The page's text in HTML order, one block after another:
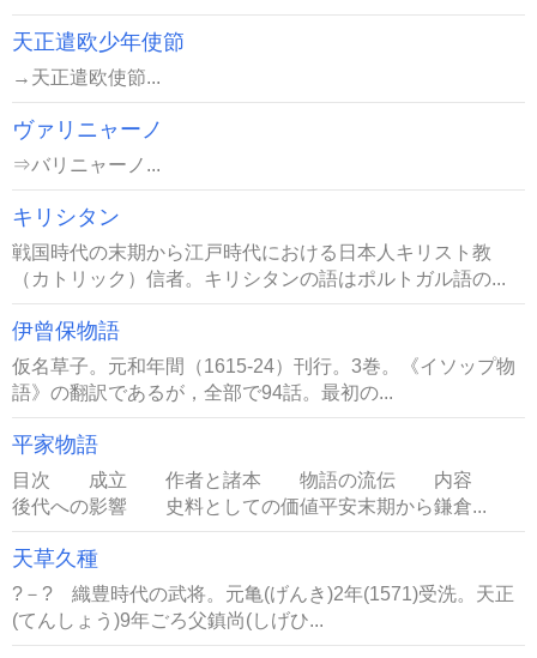
天正遣欧少年使節
→天正遣欧使節...
ヴァリニャーノ
⇒バリニャーノ...
キリシタン
戦国時代の末期から江戸時代における日本人キリスト教
（カトリック）信者。キリシタンの語はポルトガル語の...
伊曾保物語
仮名草子。元和年間（1615-24）刊行。3巻。《イソップ物
語》の翻訳であるが，全部で94話。最初の...
平家物語
目次 成立 作者と諸本 物語の流伝 内容
後代への影響 史料としての価値平安末期から鎌倉...
天草久種
?－? 織豊時代の武将。元亀(げんき)2年(1571)受洗。天正
(てんしょう)9年ごろ父鎮尚(しげひ...